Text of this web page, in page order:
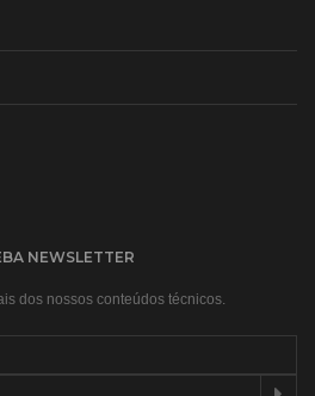
NEWSLETTER
dos nossos conteúdos técnicos.